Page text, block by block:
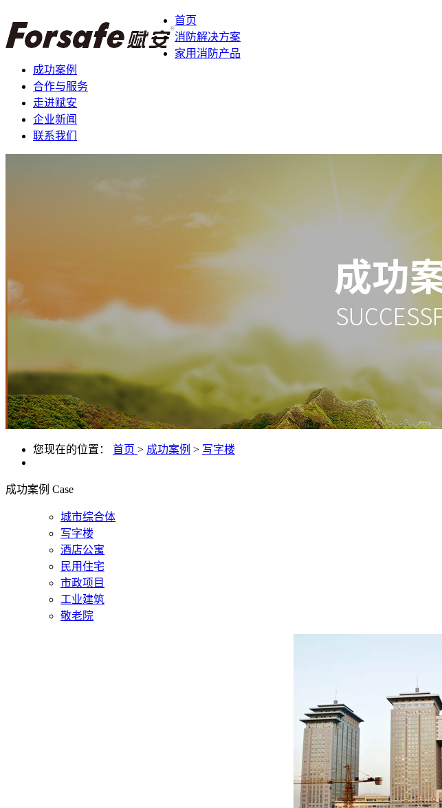
首页
消防解决方案
家用消防产品
成功案例
合作与服务
走进赋安
企业新闻
联系我们
您现在的位置： 首页 > 成功案例 > 写字楼
成功案例 Case
城市综合体
写字楼
酒店公寓
民用住宅
市政项目
工业建筑
敬老院